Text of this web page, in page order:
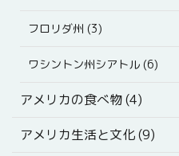
フロリダ州 (3)
ワシントン州シアトル (6)
アメリカの食べ物 (4)
アメリカ生活と文化 (9)